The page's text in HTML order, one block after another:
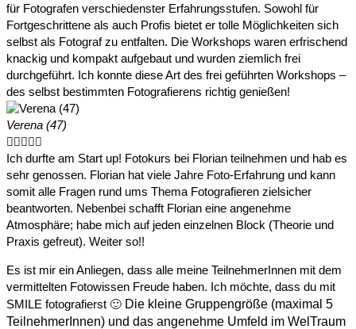
für Fotografen verschiedenster Erfahrungsstufen. Sowohl für
Fortgeschrittene als auch Profis bietet er tolle Möglichkeiten sich
selbst als Fotograf zu entfalten. Die Workshops waren erfrischend
knackig und kompakt aufgebaut und wurden ziemlich frei
durchgeführt. Ich konnte diese Art des frei geführten Workshops –
des selbst bestimmten Fotografierens richtig genießen!
Verena (47)
    
Ich durfte am Start up! Fotokurs bei Florian teilnehmen und hab es
sehr genossen. Florian hat viele Jahre Foto-Erfahrung und kann
somit alle Fragen rund ums Thema Fotografieren zielsicher
beantworten. Nebenbei schafft Florian eine angenehme
Atmosphäre; habe mich auf jeden einzelnen Block (Theorie und
Praxis gefreut). Weiter so!!
Es ist mir ein Anliegen, dass alle meine TeilnehmerInnen mit dem
vermittelten Fotowissen Freude haben. Ich möchte, dass du mit
SMILE fotografierst 🙂 Die kleine Gruppengröße (maximal 5
TeilnehmerInnen) und das angenehme Umfeld im WelTraum